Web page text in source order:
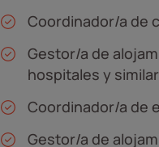
Coordinador/a de
Gestor/a de
hospitales y
Coordinador/a de
Gestor/a de